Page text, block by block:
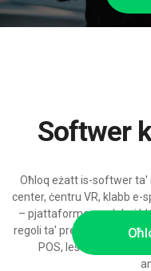
Softwer
Oħloq eżatt is-softwer ta'
center, ċentru VR, klabb
– pjattaforma modulari
regoli ta' prezz, formati
POS, lesta biex